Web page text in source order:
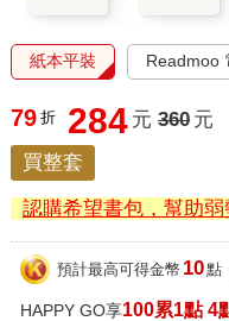
紙本平裝 Readmoo
79 折 284 元 360 元
買整套
認購希望書包，幫助弱
預計最高可得金幣 10點
HAPPY GO享100累1點 4